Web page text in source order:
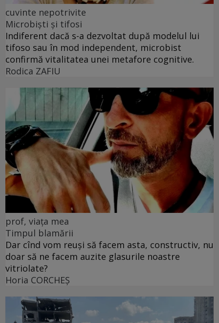
cuvinte nepotrivite
Microbiști și tifosi
Indiferent dacă s-a dezvoltat după modelul lui
tifoso sau în mod independent, microbist
confirmă vitalitatea unei metafore cognitive.
Rodica ZAFIU
prof, viața mea
Timpul blamării
Dar cînd vom reuși să facem asta, constructiv, nu
doar să ne facem auzite glasurile noastre
vitriolate?
Horia CORCHEŞ